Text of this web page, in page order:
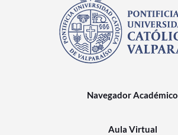
Navegador Académico
Aula Virtual